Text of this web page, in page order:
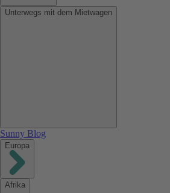
Unterwegs mit dem Mietwagen
Sunny Blog
Europa
Afrika